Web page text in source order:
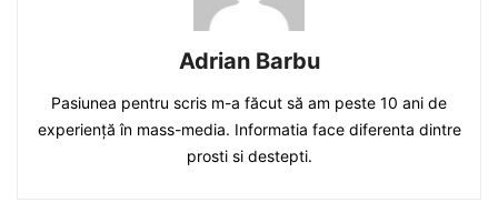
Adrian Barbu
Pasiunea pentru scris m-a făcut să am peste 10 ani de
experiență în mass-media. Informatia face diferenta dintre
prosti si destepti.